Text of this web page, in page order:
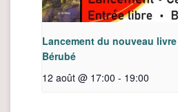
Lancement du nouveau
Bérubé
12 août @ 17:00 - 19:00